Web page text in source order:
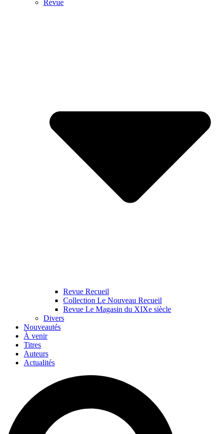
Revue
Revue Recueil
Collection Le Nouveau Recueil
Revue Le Magasin du XIXe siècle
Divers
Nouveautés
À venir
Titres
Auteurs
Actualités